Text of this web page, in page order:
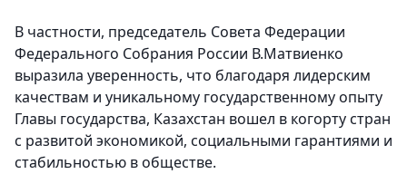
В частности, председатель Совета Федерации
Федерального Собрания России В.Матвиенко
выразила уверенность, что благодаря лидерским
качествам и уникальному государственному опыту
Главы государства, Казахстан вошел в когорту стран
с развитой экономикой, социальными гарантиями и
стабильностью в обществе.